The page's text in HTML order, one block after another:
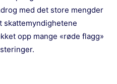
med det store mengder
skattemyndighetene
opp mange «røde flagg»